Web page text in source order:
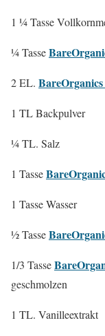
1 ¼ Tasse
¼ Tasse
2 EL.
1 TL Backpulver
¼ TL. Salz
1 Tasse
1 Tasse Wasser
½ Tasse
1/3 Tasse
geschmolzen
1 TL. Vanilleextrakt